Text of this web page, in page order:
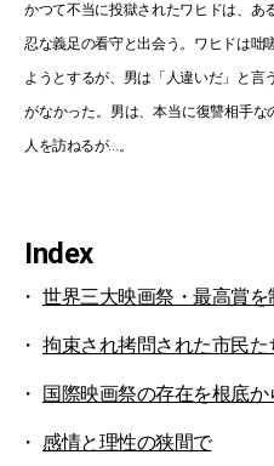
かつて不当に投獄されたワヒドは、あ
忍な義足の看守と出会う。ワヒドは咄
ようとするが、男は「人違いだ」と言
がなかった。男は、本当に復讐相手な
人を訪ねるが…。
Index
世界三大映画祭・最高賞
拘束され拷問された市民た
国際映画祭の存在を根底か
感情と理性の狭間で